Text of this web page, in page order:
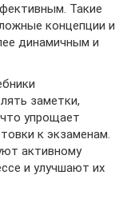
Такие
концепции и
динамичным и
заметки,
упрощает
к экзаменам.
активному
и улучшают их